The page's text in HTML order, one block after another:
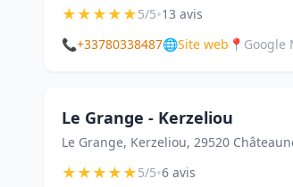
★★★★★5/5•13 avis
📞+33780338487🌐Site web 📍 Google
Le Grange - Kerzeliou
Le Grange, Kerzeliou, 29520
★★★★★5/5•6 avis